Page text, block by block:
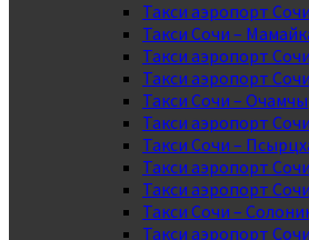
Такси аэропорт
Такси Сочи –
Такси аэропорт
Такси аэропорт
Такси Сочи –
Такси аэропорт
Такси Сочи –
Такси аэропорт
Такси аэропорт
Такси Сочи –
Такси аэропорт